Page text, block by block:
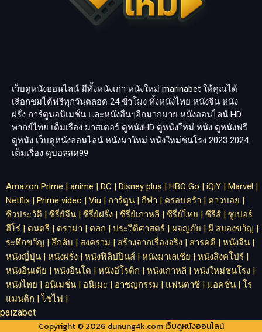
เว็บดูหนังออนไลน์ มีทั้งหนังเก่า หนังใหม่ marinabet ให้คุณได้
เลือกชมได้ฟรีทุกวันตลอด 24 ชั่วโมง ทั้งหนังไทย หนังจีน หนัง
ฝรั่ง การ์ตูนอนิเมชั่น และหนังอื่นๆอีกมากมาย หนังออนไลน์ HD
พากย์ไทย เต็มเรื่อง มาสเตอร์ ดูหนังHD ดูหนังใหม่ หนัง ดูหนังฟรี
ดูหนัง เว็บดูหนังออนไลน์ หนังมาใหม่ หนังใหม่ชนโรง 2023 2024
เต็มเรื่อง ดูบอลสด99
Amazon Prime | anime | DC | Disney plus | HBO Go | iQiY | Marvel |
Netflix | Prime video | Viu | การ์ตูน | กีฬา | ครอบครัว | คาวบอย |
ชีวประวัติ | ซีรี่ย์จีน | ซีรี่ย์ฝรั่ง | ซีรี่ย์เกาหลี | ซีรี่ย์ไทย | ซีรีส์ | ซูเปอร์
ฮีโร่ | ดนตรี | ดราม่า | ตลก | ประวิติศาสตร์ | ผจญภัย | ผี สยองขวัญ |
ระทึกขวัญ | ลึกลับ | สงคราม | สร้างจากเรื่องจริง | สารคดี | หนังจีน |
หนังญี่ปุ่น | หนังฝรั่ง | หนังฟิลิปปินส์ | หนังมาเลเซีย | หนังสิงคโปร์ |
หนังอินเดีย | หนังอินโด | หนังอีโรติก | หนังเกาหลี | หนังใหม่ชนโรง |
หนังไทย | อนิเมชั่น | อนิเมะ | อาชญกรรม | แฟนตาซี | แอคชั่น | โร
แมนติก |ไซไฟ |
paizabet
Copyright © 2026 dunung4k.com เว็บดูหนังออนไลน์